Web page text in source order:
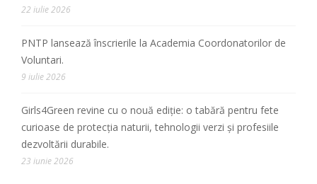
22 iulie 2026
PNTP lansează înscrierile la Academia Coordonatorilor de
Voluntari.
9 iulie 2026
Girls4Green revine cu o nouă ediție: o tabără pentru fete
curioase de protecția naturii, tehnologii verzi și profesiile
dezvoltării durabile.
23 iunie 2026